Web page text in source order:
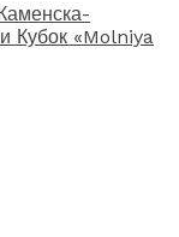
Кубок «Molniya